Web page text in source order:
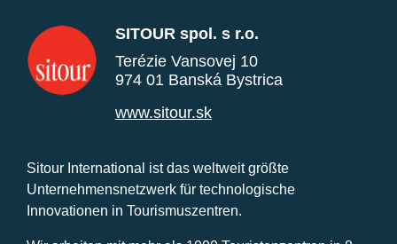
SITOUR spol. s r.o.
Terézie Vansovej 10
974 01 Banská Bystrica
www.sitour.sk
Sitour International ist das weltweit größte
Unternehmensnetzwerk für technologische
Innovationen in Tourismuszentren.